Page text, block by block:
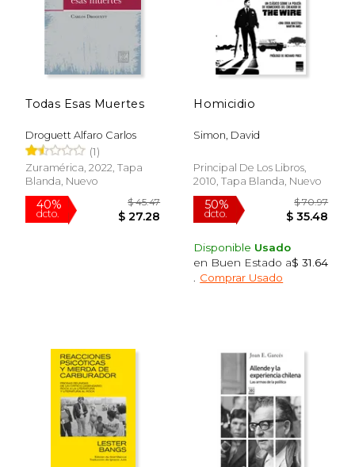
50%
dcto.
Todas Esas Muertes
Droguett Alfaro Carlos
(1)
Zuramérica, 2022, Tapa
Blanda, Nuevo
Homicidio
Simon, David
Principal De Los Libros,
2010, Tapa Blanda, Nuevo
Disponible Usado
en Buen Estado a$ 31.64
Comprar Usado